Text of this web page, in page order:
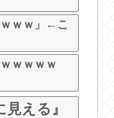
ｗｗ」←こ
ｗｗｗｗ
える』